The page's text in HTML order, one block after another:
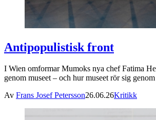
Antipopulistisk front
I Wien omformar Mumoks nya chef Fatima
genom museet – och hur museet rör sig genom
Av Frans Josef Petersson26.06.26Kritikk